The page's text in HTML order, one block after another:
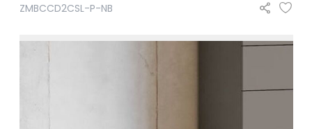
ZMBCCD2CSL-P-NB